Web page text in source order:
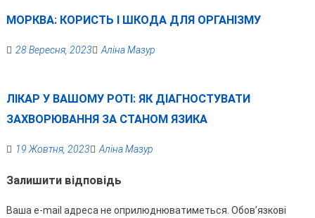
МОРКВА: КОРИСТЬ І ШКОДА ДЛЯ ОРГАНІЗМУ
28 Вересня, 2023 Аліна Мазур
ЛІКАР У ВАШОМУ РОТІ: ЯК ДІАГНОСТУВАТИ
ЗАХВОРЮВАННЯ ЗА СТАНОМ ЯЗИКА
19 Жовтня, 2023 Аліна Мазур
Залишити відповідь
Ваша e-mail адреса не оприлюднюватиметься. Обов’язкові